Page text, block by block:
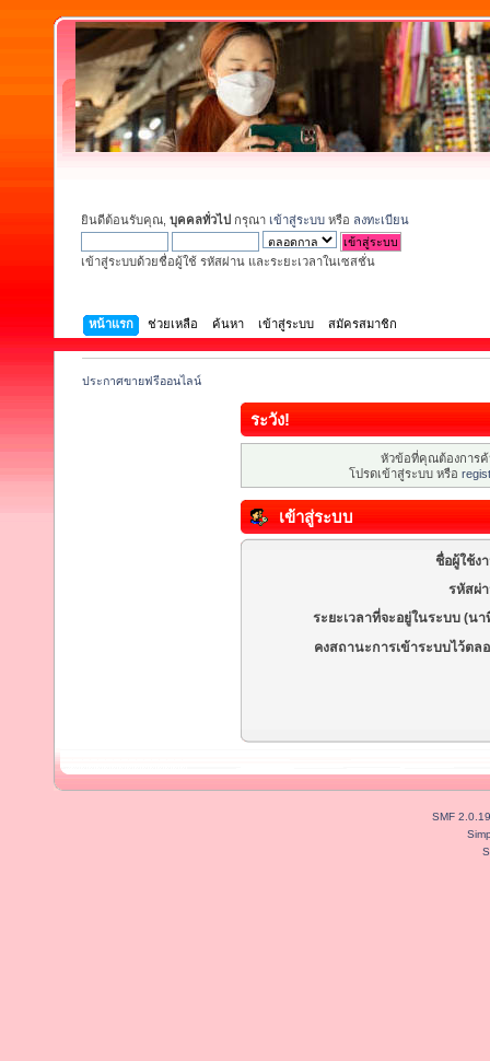
ยินดีต้อนรับคุณ, บุคคลทั่วไป กรุณา เข้าสู่ระบบ หรือ ลงทะเบียน
เข้าสู่ระบบด้วยชื่อผู้ใช้ รหัสผ่าน และระยะเวลาในเซสชั่น
หน้าแรก ช่วยเหลือ ค้นหา เข้าสู่ระบบ สมัครสมาชิก
ประกาศขายฟรีออนไลน์
ระวัง!
หัวข้อที่คุณต้องการ
โปรดเข้าสู่ระบบ หรือ
เข้าสู่ระบบ
ชื่อผู้ใช้ง
รหัสผ่
ระยะเวลาที่จะอยู่ในระบบ (นา
คงสถานะการเข้าระบบไว้ตล
SMF 2.0.19